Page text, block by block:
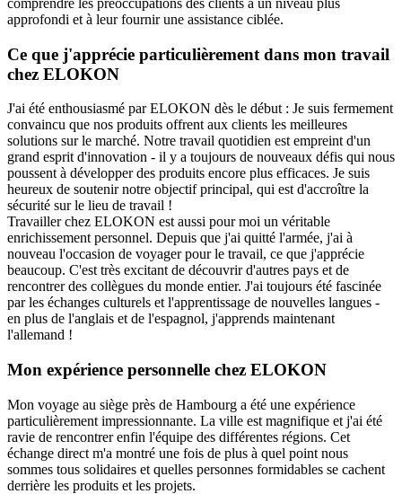
comprendre les préoccupations des clients à un niveau plus
approfondi et à leur fournir une assistance ciblée.
Ce que j'apprécie particulièrement dans mon travail
chez ELOKON
J'ai été enthousiasmé par ELOKON dès le début : Je suis fermement
convaincu que nos produits offrent aux clients les meilleures
solutions sur le marché. Notre travail quotidien est empreint d'un
grand esprit d'innovation - il y a toujours de nouveaux défis qui nous
poussent à développer des produits encore plus efficaces. Je suis
heureux de soutenir notre objectif principal, qui est d'accroître la
sécurité sur le lieu de travail !
Travailler chez ELOKON est aussi pour moi un véritable
enrichissement personnel. Depuis que j'ai quitté l'armée, j'ai à
nouveau l'occasion de voyager pour le travail, ce que j'apprécie
beaucoup. C'est très excitant de découvrir d'autres pays et de
rencontrer des collègues du monde entier. J'ai toujours été fascinée
par les échanges culturels et l'apprentissage de nouvelles langues -
en plus de l'anglais et de l'espagnol, j'apprends maintenant
l'allemand !
Mon expérience personnelle chez ELOKON
Mon voyage au siège près de Hambourg a été une expérience
particulièrement impressionnante. La ville est magnifique et j'ai été
ravie de rencontrer enfin l'équipe des différentes régions. Cet
échange direct m'a montré une fois de plus à quel point nous
sommes tous solidaires et quelles personnes formidables se cachent
derrière les produits et les projets.